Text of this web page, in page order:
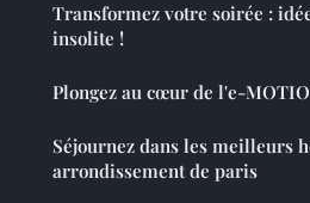
Transformez votre soirée :
insolite !
Plongez au cœur de l'e-
Séjournez dans les meilleurs
arrondissement de paris